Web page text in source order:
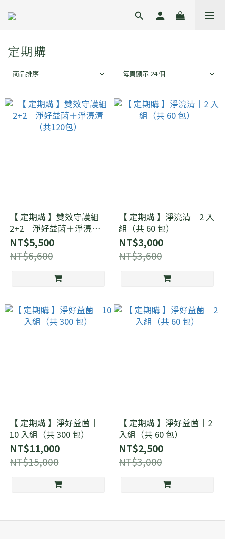
定期購
商品排序 每頁顯示 24 個
【 定期購 】雙效守護組
2+2｜淨好益菌＋淨湸清
（共120包）
NT$5,500
NT$6,600
【 定期購 】淨湸清｜2 入
組（共 60 包）
NT$3,000
NT$3,600
【 定期購 】淨好益菌｜
10 入組（共 300 包）
NT$11,000
NT$15,000
【 定期購 】淨好益菌｜2
入組（共 60 包）
NT$2,500
NT$3,000